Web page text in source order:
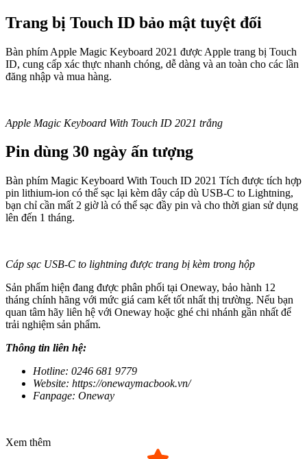
Trang bị Touch ID bảo mật tuyệt đối
Bàn phím Apple Magic Keyboard 2021 được Apple trang bị Touch
ID, cung cấp xác thực nhanh chóng, dễ dàng và an toàn cho các lần
đăng nhập và mua hàng.
Apple Magic Keyboard With Touch ID 2021 trắng
Pin dùng 30 ngày ấn tượng
Bàn phím Magic Keyboard With Touch ID 2021 Tích được tích hợp
pin lithium-ion có thể sạc lại kèm dây cáp dù USB-C to Lightning,
bạn chỉ cần mất 2 giờ là có thể sạc đầy pin và cho thời gian sử dụng
lên đến 1 tháng.
Cáp sạc USB-C to lightning được trang bị kèm trong hộp
Sản phẩm hiện đang được phân phối tại Oneway, bảo hành 12
tháng chính hãng với mức giá cam kết tốt nhất thị trường. Nếu bạn
quan tâm hãy liên hệ với Oneway hoặc ghé chi nhánh gần nhất để
trải nghiệm sản phẩm.
Thông tin liên hệ:
Hotline: 0246 681 9779
Website: https://onewaymacbook.vn/
Fanpage: Oneway
Xem thêm